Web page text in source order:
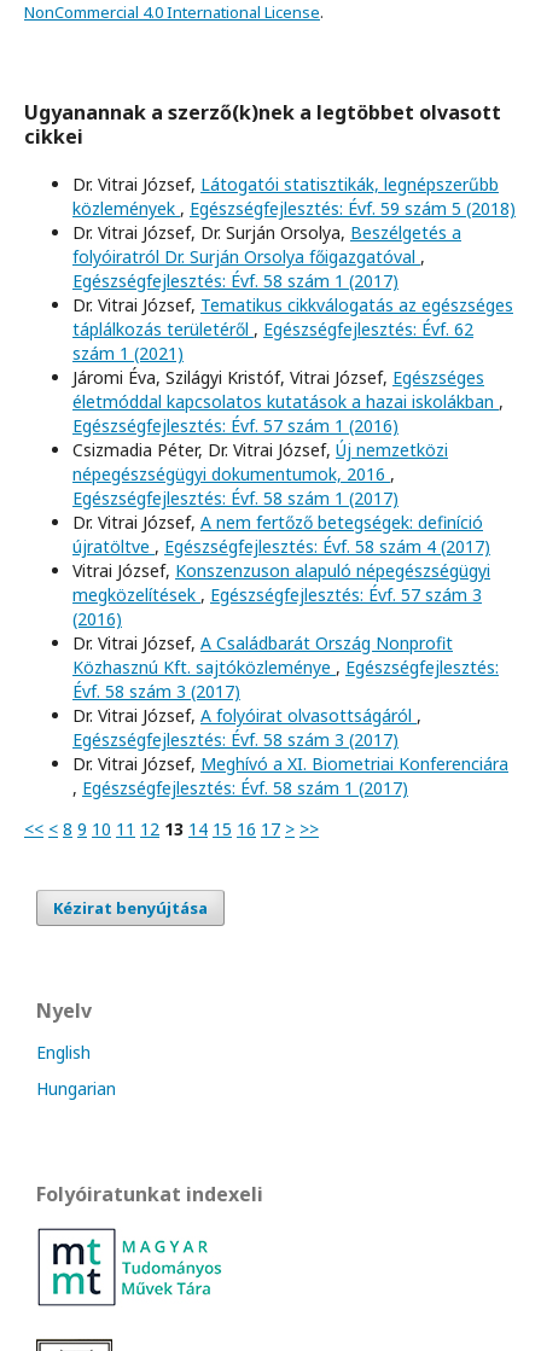
NonCommercial 4.0 International License.
Ugyanannak a szerző(k)nek a legtöbbet olvasott
cikkei
Dr. Vitrai József, Látogatói statisztikák, legnépszerűbb
közlemények , Egészségfejlesztés: Évf. 59 szám 5 (2018)
Dr. Vitrai József, Dr. Surján Orsolya, Beszélgetés a
folyóiratról Dr. Surján Orsolya főigazgatóval ,
Egészségfejlesztés: Évf. 58 szám 1 (2017)
Dr. Vitrai József, Tematikus cikkválogatás az egészséges
táplálkozás területéről , Egészségfejlesztés: Évf. 62
szám 1 (2021)
Járomi Éva, Szilágyi Kristóf, Vitrai József, Egészséges
életmóddal kapcsolatos kutatások a hazai iskolákban ,
Egészségfejlesztés: Évf. 57 szám 1 (2016)
Csizmadia Péter, Dr. Vitrai József, Új nemzetközi
népegészségügyi dokumentumok, 2016 ,
Egészségfejlesztés: Évf. 58 szám 1 (2017)
Dr. Vitrai József, A nem fertőző betegségek: definíció
újratöltve , Egészségfejlesztés: Évf. 58 szám 4 (2017)
Vitrai József, Konszenzuson alapuló népegészségügyi
megközelítések , Egészségfejlesztés: Évf. 57 szám 3
(2016)
Dr. Vitrai József, A Családbarát Ország Nonprofit
Közhasznú Kft. sajtóközleménye , Egészségfejlesztés:
Évf. 58 szám 3 (2017)
Dr. Vitrai József, A folyóirat olvasottságáról ,
Egészségfejlesztés: Évf. 58 szám 3 (2017)
Dr. Vitrai József, Meghívó a XI. Biometriai Konferenciára
, Egészségfejlesztés: Évf. 58 szám 1 (2017)
<< < 8 9 10 11 12 13 14 15 16 17 > >>
Kézirat benyújtása
Nyelv
English
Hungarian
Folyóiratunkat indexeli